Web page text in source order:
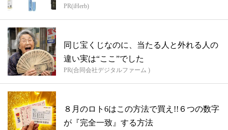
PR(iHerb)
同じ宝くじなのに、当たる人と外れる人の
違い実は“ここ”でした
PR(合同会社デジタルファーム )
８月のロト6はこの方法で買え!!６つの数字
が『完全一致』する方法